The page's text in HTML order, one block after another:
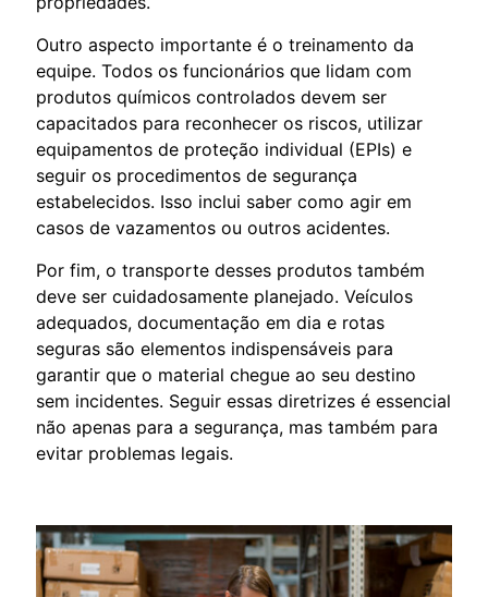
Outro aspecto importante é o treinamento da
equipe. Todos os funcionários que lidam com
produtos químicos controlados devem ser
capacitados para reconhecer os riscos, utilizar
equipamentos de proteção individual (EPIs) e
seguir os procedimentos de segurança
estabelecidos. Isso inclui saber como agir em
casos de vazamentos ou outros acidentes.
Por fim, o transporte desses produtos também
deve ser cuidadosamente planejado. Veículos
adequados, documentação em dia e rotas
seguras são elementos indispensáveis para
garantir que o material chegue ao seu destino
sem incidentes. Seguir essas diretrizes é essencial
não apenas para a segurança, mas também para
evitar problemas legais.